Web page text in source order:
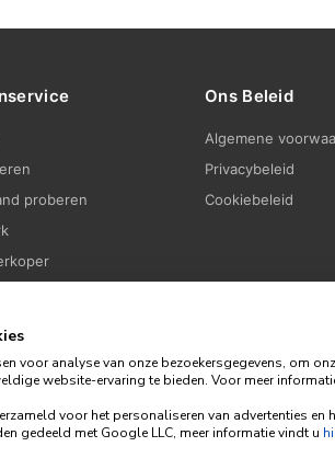
proberen
Ons Beleid
Algemene
Privacybeleid
Cookiebeleid
voor analyse van onze bezoekersgegevens, om
website-ervaring te bieden. Voor meer
voor het personaliseren van advertenties en
gedeeld met Google LLC, meer informatie vindt u